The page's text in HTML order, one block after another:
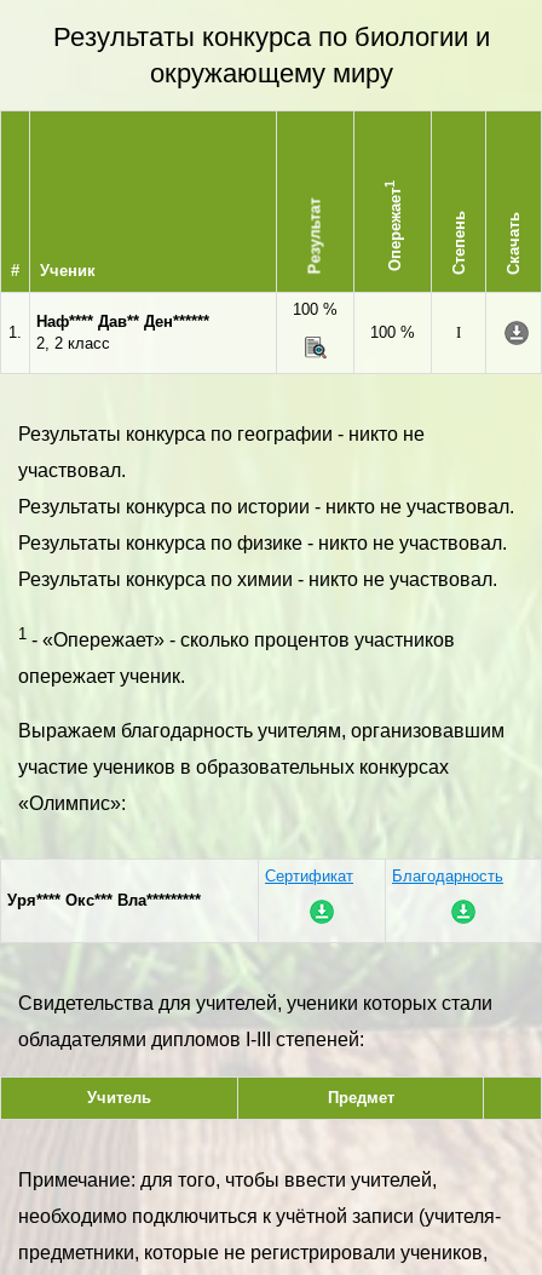
Результаты конкурса по биологии и
окружающему миру
# Ученик Результат Опережает
1
Степень Скачать
1.
Наф**** Дав** Ден******
2, 2 класс
100 %
100 %
I
Результаты конкурса по географии - никто не
участвовал.
Результаты конкурса по истории - никто не участвовал.
Результаты конкурса по физике - никто не участвовал.
Результаты конкурса по химии - никто не участвовал.
1 - «Опережает» - сколько процентов участников
опережает ученик.
Выражаем благодарность учителям, организовавшим
участие учеников в образовательных конкурсах
«Олимпис»:
Уря**** Окс*** Вла*********
Сертификат Благодарность
Свидетельства для учителей, ученики которых стали
обладателями дипломов I-III степеней:
Учитель Предмет
Примечание: для того, чтобы ввести учителей,
необходимо подключиться к учётной записи (учителя-
предметники, которые не регистрировали учеников,